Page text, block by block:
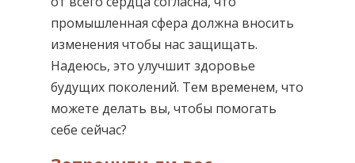
промышленная сфера должна вносить
изменения чтобы нас защищать.
Надеюсь, это улучшит здоровье
будущих поколений. Тем временем, что
можете делать вы, чтобы помогать
себе сейчас?